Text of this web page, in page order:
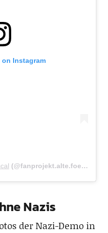
Instagram
(@fanprojekt.alte.foersterei) on
Nazis
der Nazi-Demo in